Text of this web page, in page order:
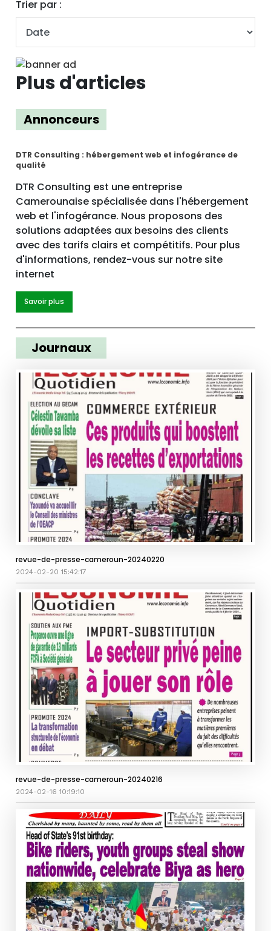
Trier par :
Plus d'articles
Annonceurs
DTR Consulting : hébergement web et infogérance de
qualité
DTR Consulting est une entreprise
Camerounaise spécialisée dans l'hébergement
web et l'infogérance. Nous proposons des
solutions adaptées aux besoins des clients
avec des tarifs clairs et compétitifs. Pour plus
d'informations, rendez-vous sur notre site
internet
Savoir plus
Journaux
revue-de-presse-cameroun-20240220
2024-02-20 15:42:17
revue-de-presse-cameroun-20240216
2024-02-16 10:19:10